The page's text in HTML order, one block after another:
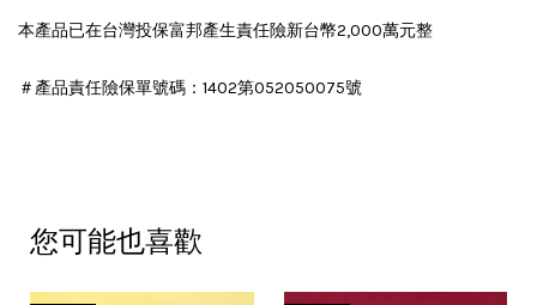
本產品已在台灣投保富邦產生責任險新台幣2,000萬元整
＃產品責任險保單號碼：1402第052050075號
您可能也喜歡